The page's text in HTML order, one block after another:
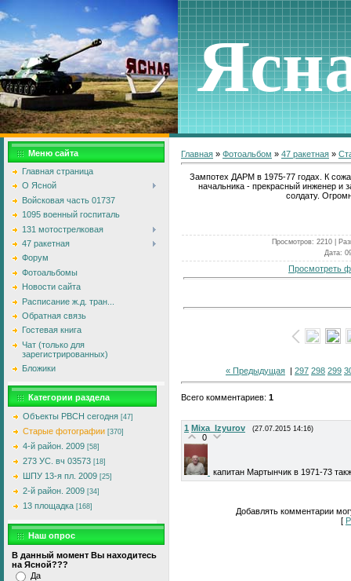
Меню сайта
Главная страница
О Ясной
Войсковая часть 01737
1095 военный госпиталь
131 мотострелковая
47 ракетная
Форум
Фотоальбомы
Новости сайта
Расписание ж.д. тран...
Обратная связь
Гостевая книга
Чат (только для
зарегистрированных)
Бложики
Категории раздела
Объекты РВСН сегодня [47]
Старые фотографии [370]
4-й район. 2009 [58]
273 УС. вч 03573 [18]
ШПУ 13-я пл. 2009 [25]
2-й район. 2009 [34]
13 площадка [168]
Наш опрос
В данный момент Вы находитесь
на Ясной???
Да
Главная » Фотоальбом » 47 ракетная »
Зампотех ДАРМ в 1975-77 годах. К
начальника - прекрасный инженер и
солдату.
Просмотров: 2210 |
Дата:
Просмотреть
« Предыдущая | 297 298 299
Всего комментариев: 1
1 Mixa_Izyurov (27.07.2015 14:16)
0
капитан Мартынчик в 1971-73
Добавлять комментарии
[